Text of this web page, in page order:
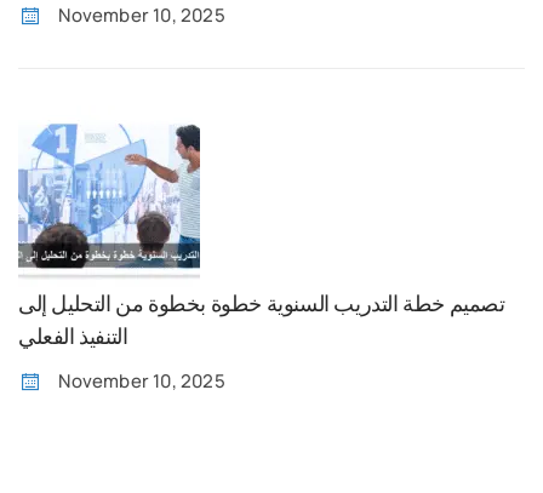
November 10, 2025
تصميم خطة التدريب السنوية خطوة بخطوة من التحليل إلى
التنفيذ الفعلي
November 10, 2025